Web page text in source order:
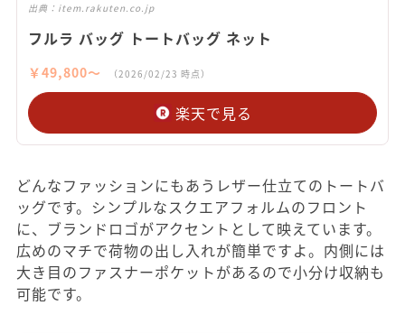
出典： item.rakuten.co.jp
フルラ バッグ トートバッグ ネット
￥49,800〜 （2026/02/23 時点）
楽天で見る
どんなファッションにもあうレザー仕立てのトートバ
ッグです。シンプルなスクエアフォルムのフロント
に、ブランドロゴがアクセントとして映えています。
広めのマチで荷物の出し入れが簡単ですよ。内側には
大き目のファスナーポケットがあるので小分け収納も
可能です。